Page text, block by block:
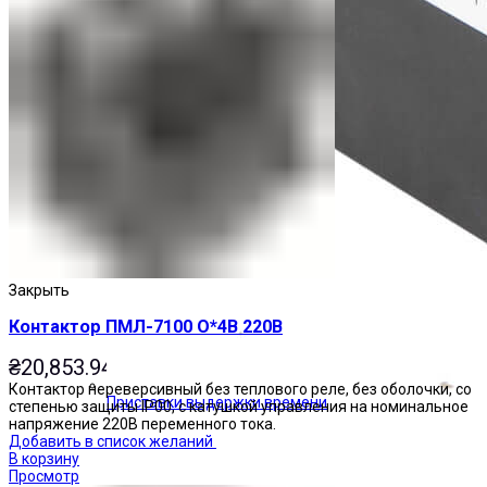
Приставки выдержки времени
Закрыть
Контактор ПМЛ-7100 О*4В 220В
₴20,853.94
Контактор нереверсивный без теплового реле, без оболочки, со
степенью защиты IP00, с катушкой управления на номинальное
напряжение 220В переменного тока.
Добавить в список желаний
В корзину
Просмотр